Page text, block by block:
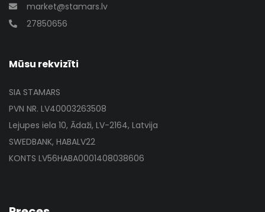
market@stamars.lv
27850656
Mūsu rekvizīti
SIA STAMARS
PVN NR. LV40003263508
Lejupes iela 10, Ādaži, LV-2164, Latvija
SWEDBANK, HABALV22
KONTS LV56HABA0001408038606